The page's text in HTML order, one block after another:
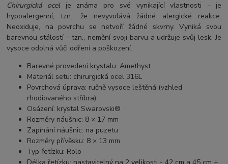
Chirurgická ocelje známa pro své vynikající vlastnosti - je
hypoalergenní, tzn., že nevyvolává žádné alergické reakce.
Neoxiduje, na povrchu se netvoří žádné skvrny. Vyniká svou
barevnou stálostí – tzn., nemění svoji barvu a udržuje svůj lesk. Je
vysoce odolná vůči odření a poškození.
Barevné provedení krystalu: Amethyst
Materiál setu: chirurgická ocel 316L
Povrchová úprava: ručně vysoce leštěná (vzhled
rhodiovaného stříbra)
Osázení: krystal Swarovski®
Rozměry náušnic: 8 × 17 mm
Zapínání náušnic: na puzetu
Rozměry přívěsku: 8 × 13 mm
Typ řetízku: Rolo